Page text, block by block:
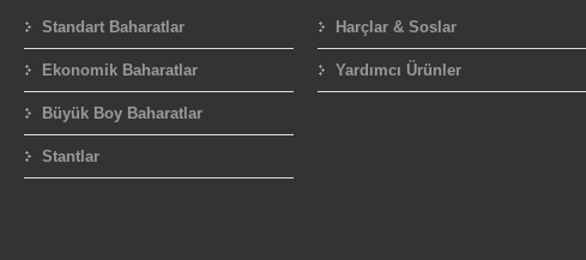
Standart Baharatlar
Ekonomik Baharatlar
Büyük Boy Baharatlar
Stantlar
Harçlar & Soslar
Yardımcı Ürünler